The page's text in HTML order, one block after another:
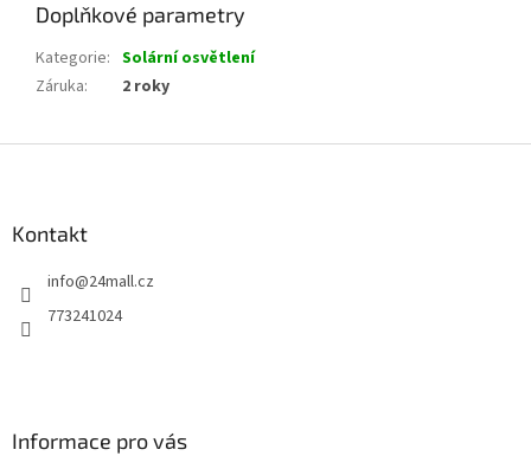
Doplňkové parametry
Kategorie: Solární osvětlení
Záruka: 2 roky
Kontakt
info@24mall.cz
773241024
Informace pro vás